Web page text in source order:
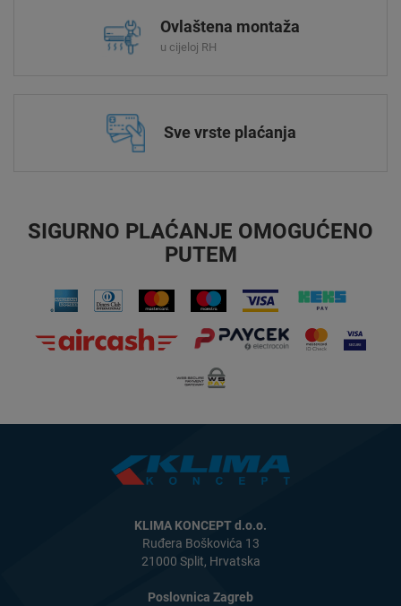
Ovlaštena montaža
u cijeloj RH
Sve vrste plaćanja
SIGURNO PLAĆANJE OMOGUĆENO
PUTEM
KLIMA KONCEPT d.o.o.
Ruđera Boškovića 13
21000 Split, Hrvatska
Poslovnica Zagreb